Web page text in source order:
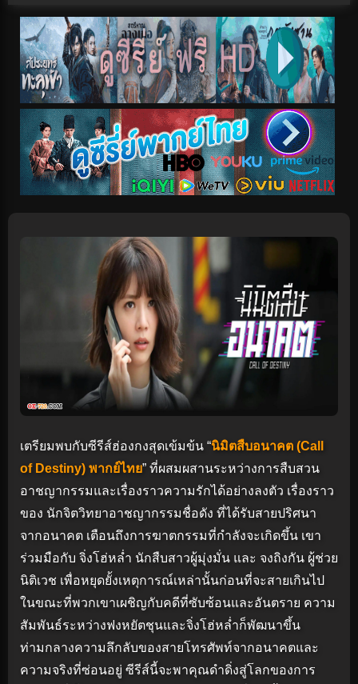
เตรียมพบกับซีรีส์ฮ่องกงสุดเข้มข้น “นิมิตสืบอนาคต (Call
of Destiny) พากย์ไทย” ที่ผสมผสานระหว่างการสืบสวน
อาชญากรรมและเรื่องราวความรักได้อย่างลงตัว เรื่องราว
ของ นักจิตวิทยาอาชญากรรมชื่อดัง ที่ได้รับสายปริศนา
จากอนาคต เตือนถึงการฆาตกรรมที่กำลังจะเกิดขึ้น เขา
ร่วมมือกับ จิ่งโฮ่หล่ำ นักสืบสาวผู้มุ่งมั่น และ จงถิงกัน ผู้ช่วย
นิติเวช เพื่อหยุดยั้งเหตุการณ์เหล่านั้นก่อนที่จะสายเกินไป​
ในขณะที่พวกเขาเผชิญกับคดีที่ซับซ้อนและอันตราย ความ
สัมพันธ์ระหว่างฟงหยัตชุนและจิ่งโฮ่หล่ำก็พัฒนาขึ้น
ท่ามกลางความลึกลับของสายโทรศัพท์จากอนาคตและ
ความจริงที่ซ่อนอยู่ ซีรีส์นี้จะพาคุณดำดิ่งสู่โลกของการ